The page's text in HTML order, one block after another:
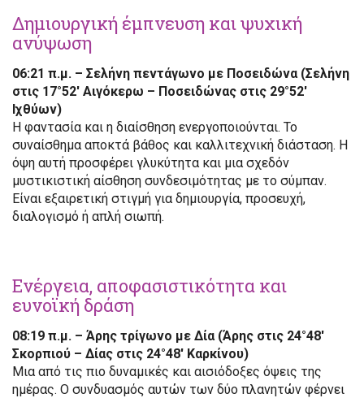
Δημιουργική έμπνευση και ψυχική
ανύψωση
06:21 π.μ. – Σελήνη πεντάγωνο με Ποσειδώνα (Σελήνη
στις 17°52′ Αιγόκερω – Ποσειδώνας στις 29°52′
Ιχθύων)
Η φαντασία και η διαίσθηση ενεργοποιούνται. Το
συναίσθημα αποκτά βάθος και καλλιτεχνική διάσταση. Η
όψη αυτή προσφέρει γλυκύτητα και μια σχεδόν
μυστικιστική αίσθηση συνδεσιμότητας με το σύμπαν.
Είναι εξαιρετική στιγμή για δημιουργία, προσευχή,
διαλογισμό ή απλή σιωπή.
Ενέργεια, αποφασιστικότητα και
ευνοϊκή δράση
08:19 π.μ. – Άρης τρίγωνο με Δία (Άρης στις 24°48′
Σκορπιού – Δίας στις 24°48′ Καρκίνου)
Μια από τις πιο δυναμικές και αισιόδοξες όψεις της
ημέρας. Ο συνδυασμός αυτών των δύο πλανητών φέρνει